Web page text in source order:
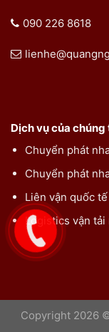
090 226 8618
Dịch vụ của chúng
Chuyển phát
Chuyển phát
Liên vận quốc tế
Logistics vận tải
Copyright 2026